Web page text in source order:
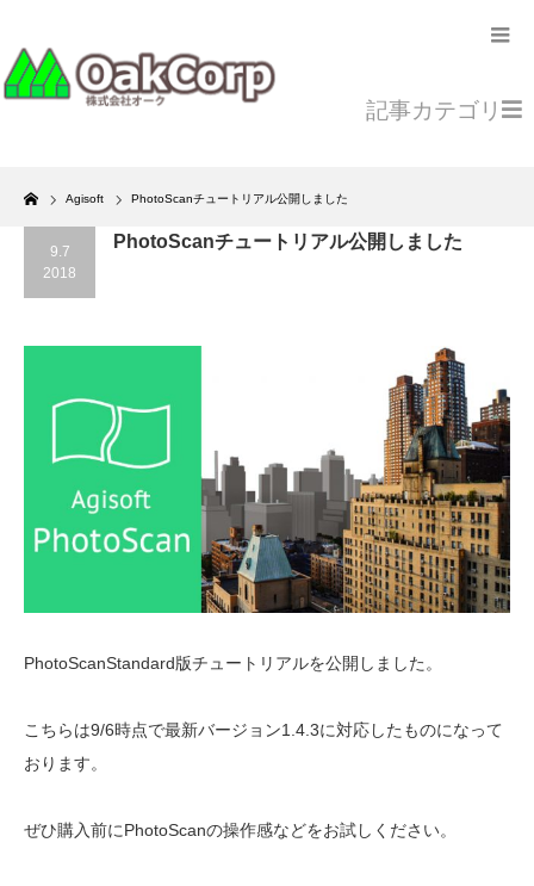
Home
Agisoft PhotoScanチュートリアル公開しました
記事カテゴリ
9.7
2018
PhotoScanチュートリアル公開しました
PhotoScanStandard版チュートリアルを公開しました。
こちらは9/6時点で最新バージョン1.4.3に対応したものになって
おります。
ぜひ購入前にPhotoScanの操作感などをお試しください。